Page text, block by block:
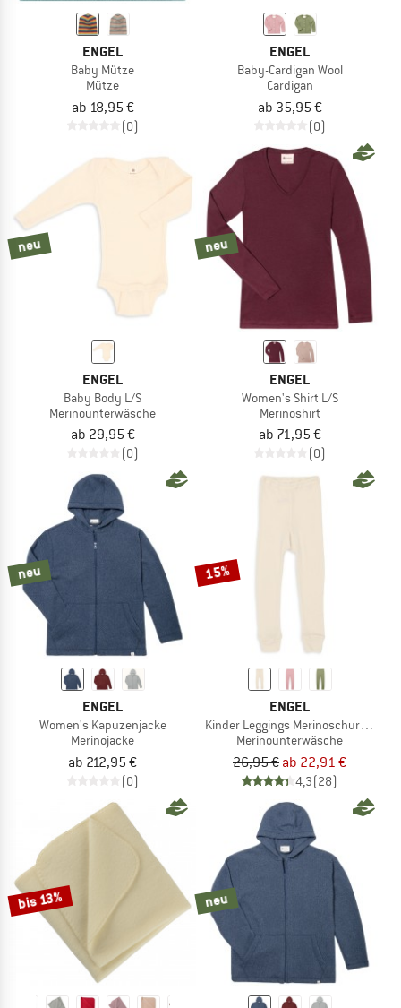
ENGEL
Baby Mütze
Mütze
ab 18,95 €
(0)
ENGEL
Baby-Cardigan Wool
Cardigan
ab 35,95 €
(0)
neu
ENGEL
Baby Body L/S
Merinounterwäsche
ab 29,95 €
(0)
neu
ENGEL
Women's Shirt L/S
Merinoshirt
ab 71,95 €
(0)
neu
ENGEL
Women's Kapuzenjacke
Merinojacke
ab 212,95 €
(0)
15%
ENGEL
Kinder Leggings Merinoschurwolle
Merinounterwäsche
26,95 € ab 22,91 €
4,3(28)
bis 13% neu